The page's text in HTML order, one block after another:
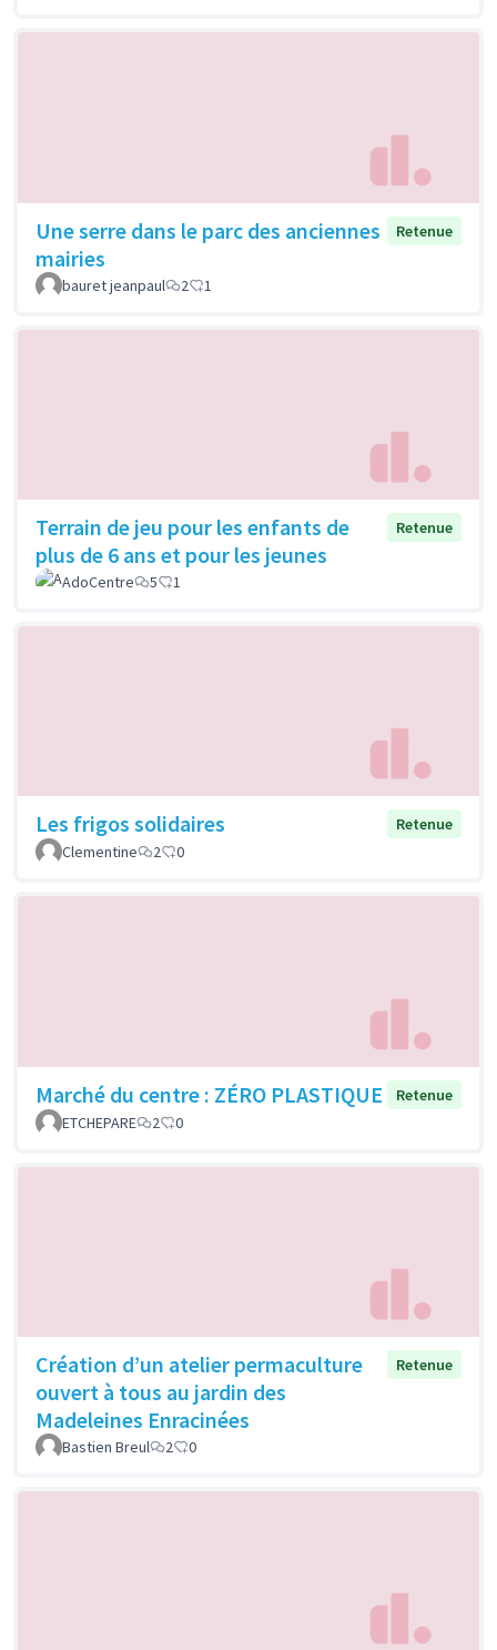
Une serre dans le parc des anciennes
mairies
Retenue
bauret jeanpaul 2 1
Terrain de jeu pour les enfants de
plus de 6 ans et pour les jeunes
Retenue
AdoCentre 5 1
Les frigos solidaires
Retenue
Clementine
2 0
Marché du centre : ZÉRO PLASTIQUE
Retenue
ETCHEPARE
2 0
Création d’un atelier permaculture
ouvert à tous au jardin des
Madeleines Enracinées
Retenue
Bastien Breul 2 0